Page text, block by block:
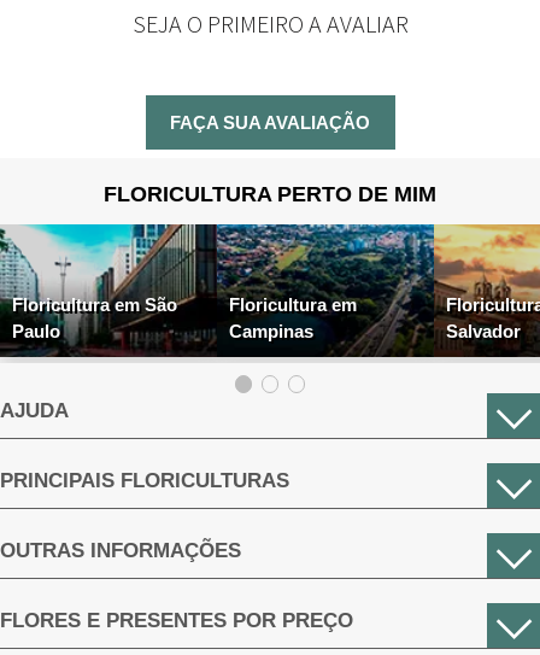
SEJA O PRIMEIRO A AVALIAR
FAÇA SUA AVALIAÇÃO
FLORICULTURA PERTO DE MIM
Floricultura em São
Paulo
Floricultura em
Campinas
Salvador
AJUDA
PRINCIPAIS FLORICULTURAS
OUTRAS INFORMAÇÕES
FLORES E PRESENTES POR PREÇO